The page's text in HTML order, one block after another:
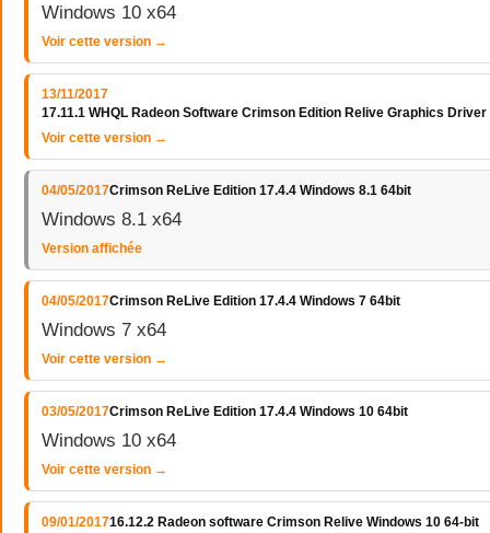
Windows 10 x64
Voir cette version →
13/11/2017
17.11.1 WHQL Radeon Software Crimson Edition Relive Graphics
Voir cette version →
04/05/2017Crimson ReLive Edition 17.4.4 Windows 8.1 64bit
Windows 8.1 x64
Version affichée
04/05/2017Crimson ReLive Edition 17.4.4 Windows 7 64bit
Windows 7 x64
Voir cette version →
03/05/2017Crimson ReLive Edition 17.4.4 Windows 10 64bit
Windows 10 x64
Voir cette version →
09/01/201716.12.2 Radeon software Crimson Relive Windows 10 64-bit